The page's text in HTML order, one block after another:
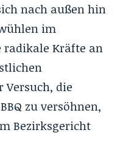
nach außen hin
im
Kräfte an
die
zu versöhnen,
Bezirksgericht